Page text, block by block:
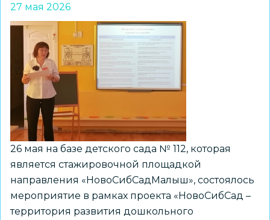
коврика
до
инженерного
кейса»
27 мая 2026
26 мая на базе детского сада № 112, которая
является стажировочной площадкой
направления «НовоСибСадМалыш», состоялось
мероприятие в рамках проекта «НовоСибСад –
территория развития дошкольного